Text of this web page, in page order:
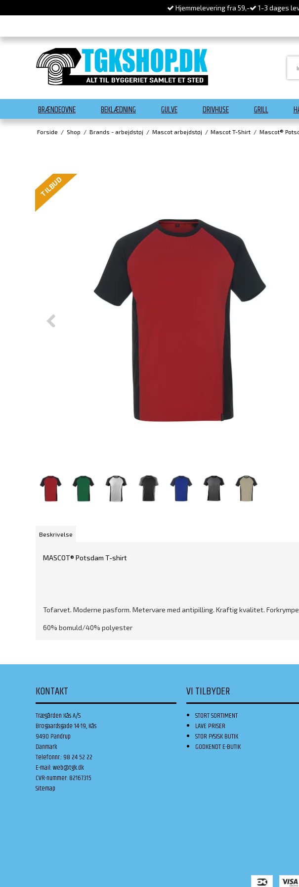
Hjemmelevering fra 59,- 1-3 dages
BRÆNDEOVNE BEKLÆDNING GULVE DRIVHUSE GRILL
Forside / Shop / Brands - arbejdstøj / Mascot arbejdstøj / Mascot T-Shirt / Mascot®
TILBUD
Beskrivelse
MASCOT® Potsdam T-shirt
Tofarvet. Moderne pasform. Metervare med antipilling. Kraftig kvalitet.
60% bomuld/40% polyester
KONTAKT
Trægården Kås A/S
Brogaardsgade 14-19, Kås
9490 Pandrup
Danmark
Telefonnr.: 98 24 52 22
E-mail:web@tgk.dk
CVR-nummer: 82167315
Sitemap
VI TILBYDER
STORT SORTIMENT
LAVE PRISER
STOR FYSISK BUTIK
GODKENDT E-BUTIK